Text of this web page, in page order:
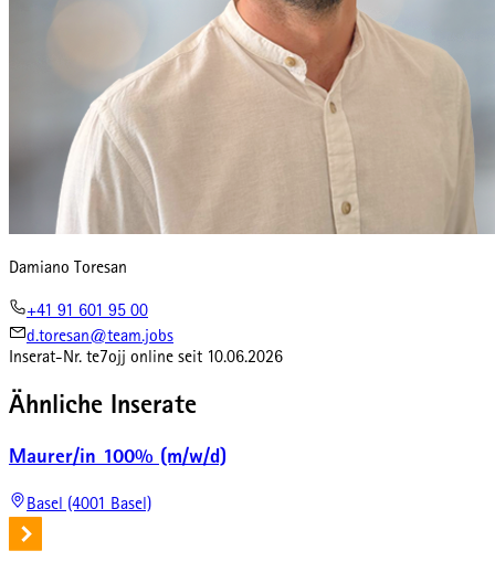
Damiano Toresan
+41 91 601 95 00
d.toresan@team.jobs
Inserat-Nr. te7ojj online seit 10.06.2026
Ähnliche Inserate
Maurer/in 100% (m/w/d)
Basel (4001 Basel)